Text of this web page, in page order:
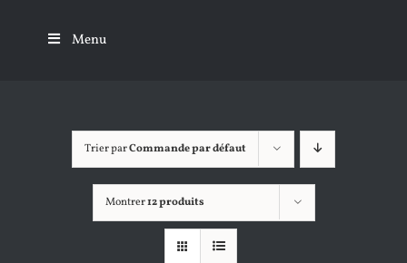
Menu
Trier parCommande par défaut
Montrer12 produits